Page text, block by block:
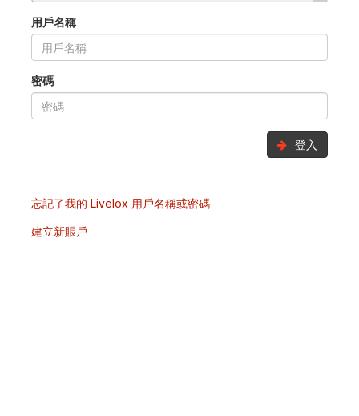
用戶名稱
密碼
登入
忘記了我的 Livelox 用戶名稱或密碼
建立新賬戶